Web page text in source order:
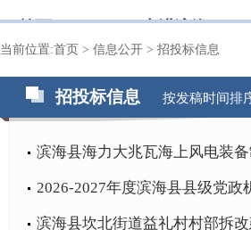
首页 走进滨海
当前位置:首页 > 信息公开 > 招投标信息
招投标信息 按发稿时间排
滨海县海力大兆瓦海上风电装
2026-2027年度滨海县县级党
滨海县坎北街道益礼村村部拆